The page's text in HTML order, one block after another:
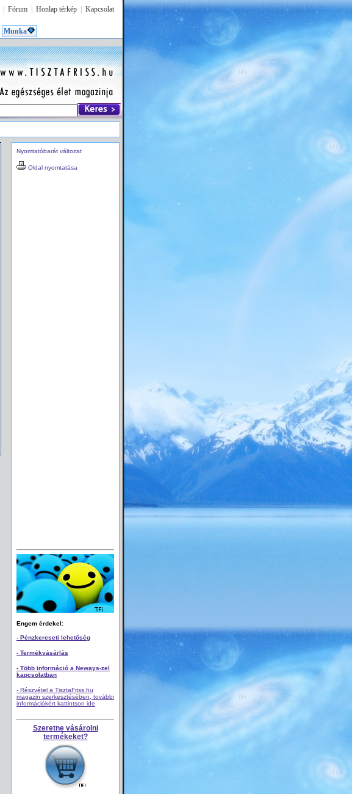
Fórum Honlap térkép Kapcsolat
Munka
Nyomtatóbarát változat
Oldal nyomtatása
Engem érdekel:
- Pénzkereseti lehetőség
- Termékvásárlás
- Több információ a Neways-zel
kapcsolatban
- Részvétel a TisztaFriss.hu
magazin szerkesztésében, további
információkért kattintson ide
Szeretne vásárolni
termékeket?